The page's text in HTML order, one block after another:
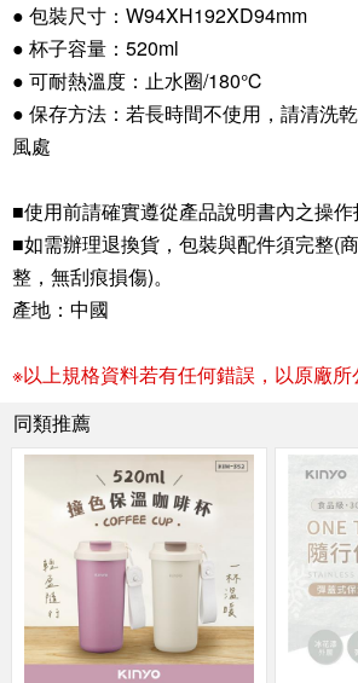
● 包裝尺寸：W94XH192XD94mm
● 杯子容量：520ml
● 可耐熱溫度：止水圈/180℃
● 保存方法：若長時間不使用，請清洗
風處
■使用前請確實遵從產品說明書內之操作
■如需辦理退換貨，包裝與配件須完整(
整，無刮痕損傷)。
產地：中國
※以上規格資料若有任何錯誤，以原廠所
同類推薦